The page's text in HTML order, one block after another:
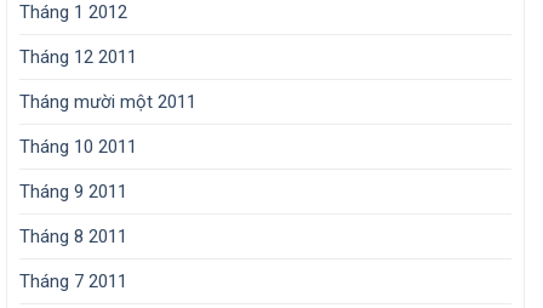
Tháng 1 2012
Tháng 12 2011
Tháng mười một 2011
Tháng 10 2011
Tháng 9 2011
Tháng 8 2011
Tháng 7 2011